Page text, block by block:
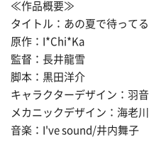
≪作品概要≫
タイトル：あの夏で待ってる
原作：I*Chi*Ka
監督：長井龍雪
脚本：黒田洋介
キャラクターデザイン：羽
メカニックデザイン：海老
音楽：I've sound/井内舞子